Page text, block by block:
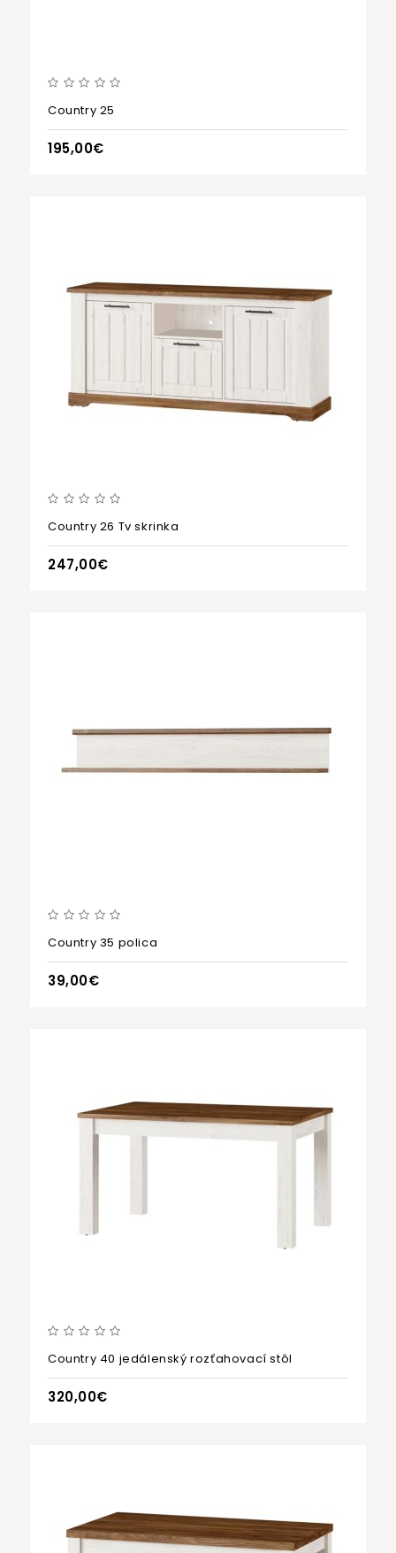
Country 25
195,00€
Country 26 Tv skrinka
247,00€
Country 35 polica
39,00€
Country 40 jedálenský rozťahovací stôl
320,00€